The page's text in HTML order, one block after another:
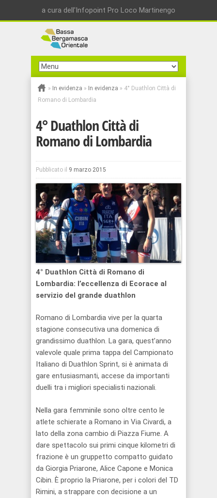
a cura dell'Infopoint Pro Loco Martinengo
» In evidenza » In evidenza » 4° Duathlon Città di
Romano di Lombardia
4° Duathlon Città di
Romano di Lombardia
Pubblicato il 9 marzo 2015
4° Duathlon Città di Romano di
Lombardia: l’eccellenza di Ecorace al
servizio del grande duathlon
Romano di Lombardia vive per la quarta
stagione consecutiva una domenica di
grandissimo duathlon. La gara, quest’anno
valevole quale prima tappa del Campionato
Italiano di Duathlon Sprint, si è animata di
gare entusiasmanti, accese da importanti
duelli tra i migliori specialisti nazionali.
Nella gara femminile sono oltre cento le
atlete schierate a Romano in Via Civardi, a
lato della zona cambio di Piazza Fiume. A
dare spettacolo sui primi cinque kilometri di
frazione è un gruppetto compatto guidato
da Giorgia Priarone, Alice Capone e Monica
Cibin. È proprio la Priarone, per i colori del TD
Rimini, a strappare con decisione a un